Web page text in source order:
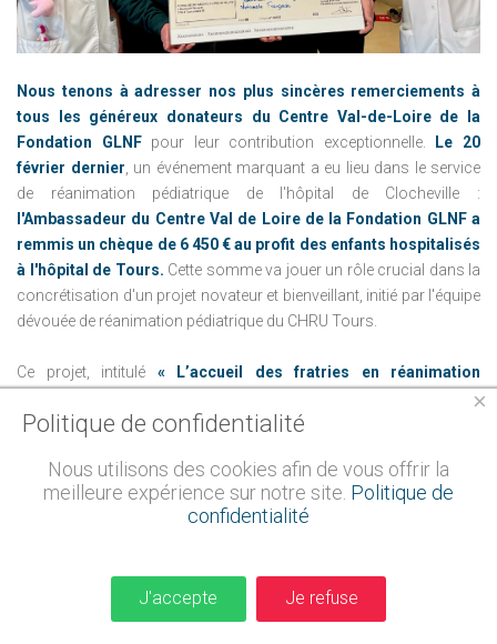
Nous tenons à adresser nos plus sincères remerciements à
tous les généreux donateurs du Centre Val-de-Loire de la
Fondation GLNFpour leur contribution exceptionnelle.
Le 20
février dernier, un événement marquant a eu lieu dans le service
de réanimation pédiatrique de l'hôpital de Clocheville :
l'Ambassadeur du Centre Val de Loire de la Fondation GLNF a
remmis un chèque de 6 450 € au profit des enfants hospitalisés
à l'hôpital de Tours. Cette somme va jouer un rôle crucial dans la
concrétisation d'un projet novateur et bienveillant, initié par l'équipe
dévouée de réanimation pédiatrique du CHRU Tours.
Ce projet, intitulé « L’accueil des fratries en réanimation
, vise à créer un livret illustré destiné aux enfants
hospitalisés et à leurs frères et sœurs. Ce livret, agrémenté de
réanimation, présentera le matériel médical utilisé et expliquera
l'organisation du séjour hospitalier, rendant ainsi l'expérience
moins intimidante pour les jeunes patients.
En outre, le projet comprend la création d'une chambre
miniature de réanimation en 3D, fidèle reproduction des
chambres du service.Ce dispositif ingénieux permettra aux plus
×
Politique de confidentialité
Nous utilisons des cookies afin de vous offrir la
meilleure expérience sur notre site. Politique de
confidentialité
J'accepte Je refuse